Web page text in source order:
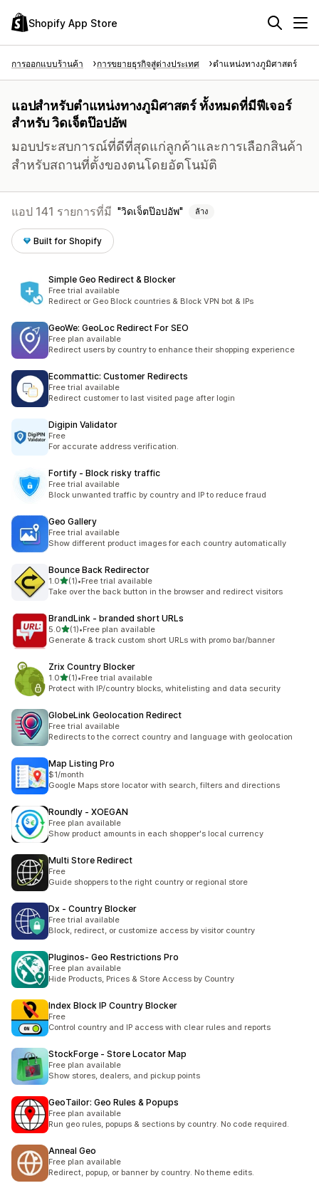
Shopify App Store
การออกแบบร้านค้า การขยายธุรกิจสู่ต่างประเทศ ตำแหน่งทางภูมิศาสตร์
แอปสำหรับตำแหน่งทางภูมิศาสตร์ ทั้งหมดที่มีฟีเจอร์
สำหรับ วิดเจ็ตป๊อปอัพ
มอบประสบการณ์ที่ดีที่สุดแก่ลูกค้าและการเลือกสินค้า
สำหรับสถานที่ตั้งของตนโดยอัตโนมัติ
แอป 141 รายการที่มี วิดเจ็ตป๊อปอัพ ล้าง
Built for Shopify
Simple Geo Redirect & Blocker
Free trial available
Redirect or Geo Block countries & Block VPN bot & IPs
GeoWe: GeoLoc Redirect For SEO
Free plan available
Redirect users by country to enhance their shopping experience
Ecommattic: Customer Redirects
Free trial available
Redirect customer to last visited page after login
Digipin Validator
Free
For accurate address verification.
Fortify ‑ Block risky traffic
Free trial available
Block unwanted traffic by country and IP to reduce fraud
Geo Gallery
Free trial available
Show different product images for each country automatically
Bounce Back Redirector
1.0เต็ม 5 ดาว
(1)
ทั้งหมด 1 รีวิว
•Free trial available
Take over the back button in the browser and redirect visitors
BrandLink ‑ branded short URLs
5.0เต็ม 5 ดาว
(1)
ทั้งหมด 1 รีวิว
•Free plan available
Generate & track custom short URLs with promo bar/banner
Zrix Country Blocker
1.0เต็ม 5 ดาว
(1)
ทั้งหมด 1 รีวิว
•Free trial available
Protect with IP/country blocks, whitelisting and data security
GlobeLink Geolocation Redirect
Free trial available
Redirects to the correct country and language with geolocation
Map Listing Pro
$1/month
Google Maps store locator with search, filters and directions
Roundly ‑ XOEGAN
Free plan available
Show product amounts in each shopper's local currency
Multi Store Redirect
Free
Guide shoppers to the right country or regional store
Dx ‑ Country Blocker
Free trial available
Block, redirect, or customize access by visitor country
Pluginos‑ Geo Restrictions Pro
Free plan available
Hide Products, Prices & Store Access by Country
Index Block IP Country Blocker
Free
Control country and IP access with clear rules and reports
StockForge ‑ Store Locator Map
Free plan available
Show stores, dealers, and pickup points
GeoTailor: Geo Rules & Popups
Free plan available
Run geo rules, popups & sections by country. No code required.
Anneal Geo
Free plan available
Redirect, popup, or banner by country. No theme edits.